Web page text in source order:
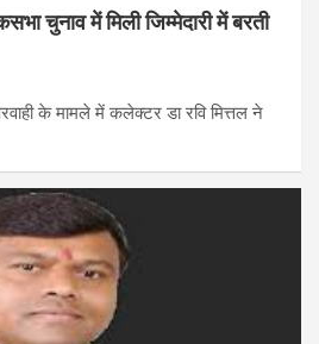
चुनाव में मिली जिम्मेदारी में बरती
के मामले में कलेक्टर डा रवि मित्तल ने